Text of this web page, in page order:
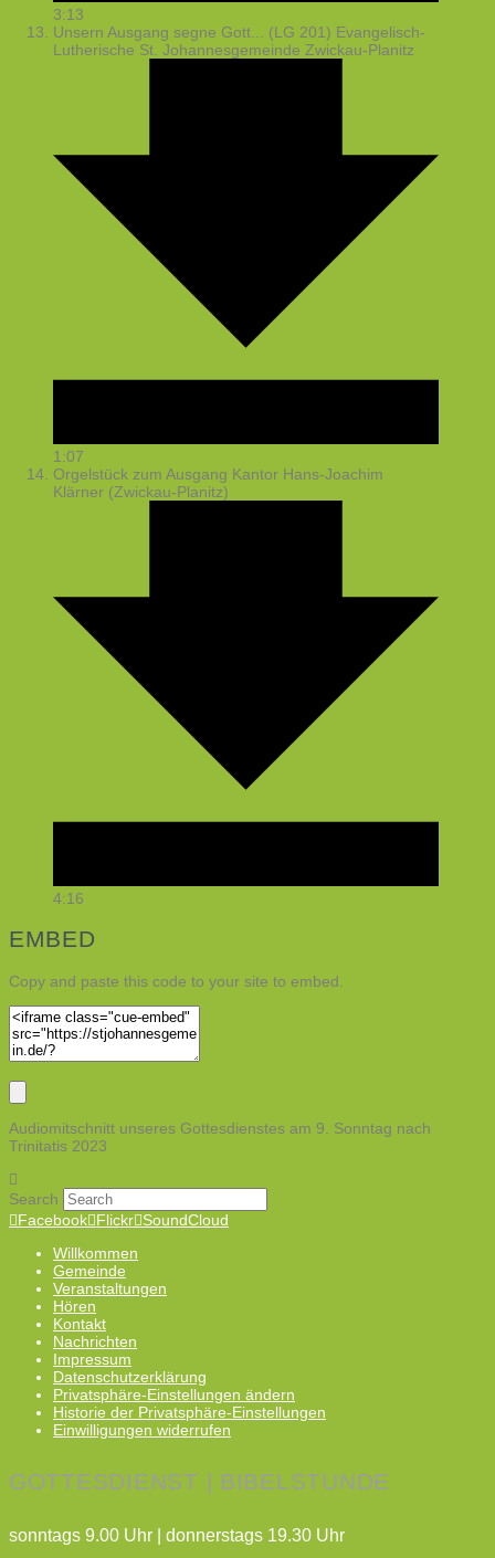
3:13
Unsern Ausgang segne Gott... (LG 201) Evangelisch-
Lutherische St. Johannesgemeinde Zwickau-Planitz
1:07
Orgelstück zum Ausgang Kantor Hans-Joachim
Klärner (Zwickau-Planitz)
4:16
EMBED
Copy and paste this code to your site to embed.
Audiomitschnitt unseres Gottesdienstes am 9. Sonntag nach
Trinitatis 2023
Search
Facebook Flickr SoundCloud
Willkommen
Gemeinde
Veranstaltungen
Hören
Kontakt
Nachrichten
Impressum
Datenschutzerklärung
Privatsphäre-Einstellungen ändern
Historie der Privatsphäre-Einstellungen
Einwilligungen widerrufen
GOTTESDIENST | BIBELSTUNDE
sonntags 9.00 Uhr | donnerstags 19.30 Uhr